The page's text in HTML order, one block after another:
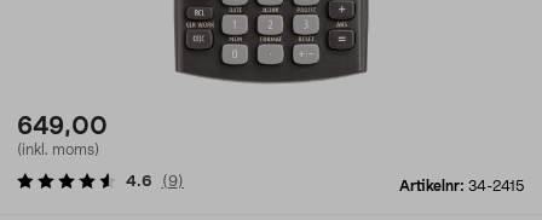
649,00
(inkl. moms)
Artikelnr: 34-2415
4.6 (9)